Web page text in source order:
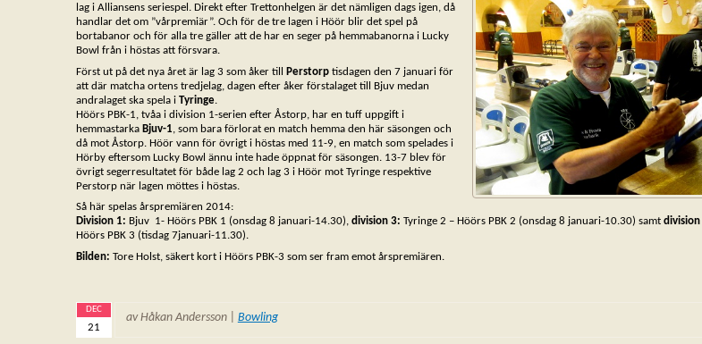
lag i Alliansens seriespel. Direkt efter Trettonhelgen är det nämligen dags igen, då
handlar det om ”vårpremiär”. Och för de tre lagen i Höör blir det spel på
bortabanor och för alla tre gäller att de har en seger på hemmabanorna i Lucky
Bowl från i höstas att försvara.
Först ut på det nya året är lag 3 som åker till
Perstorptisdagen den 7 januari för
att där matcha ortens tredjelag, dagen efter åker förstalaget till Bjuv medan
andralaget ska spela i Tyringe.
Höörs PBK-1, tvåa i division 1-serien efter Åstorp, har en tuff uppgift i
hemmastarka Bjuv-1 , som bara förlorat en match hemma den här säsongen och
då mot Åstorp. Höör vann för övrigt i höstas med 11-9, en match som spelades i
Hörby eftersom Lucky Bowl ännu inte hade öppnat för säsongen. 13-7 blev för
övrigt segerresultatet för både lag 2 och lag 3 i Höör mot Tyringe respektive
Perstorp när lagen möttes i höstas.
Så här spelas årspremiären 2014:
Division 1: Bjuv 1- Höörs PBK 1 (onsdag 8 januari-14.30), division 3: Tyringe 2 – Höörs PBK 2 (onsdag 8 januari-10.30) samt division
Höörs PBK 3 (tisdag 7januari-11.30).
Bilden: Tore Holst, säkert kort i Höörs PBK-3 som ser fram emot årspremiären.
DEC
21
av Håkan Andersson | Bowling